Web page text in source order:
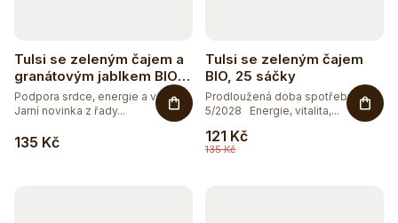
Tulsi se zeleným čajem a
granátovým jablkem BIO,
25 sáčky
135 Kč
Podpora srdce, energie a vitality.
Jarní novinka z řady...
Tulsi se zeleným čajem
BIO, 25 sáčky
135 Kč
121 Kč
Prodloužená doba spotřeby
5/2028 Energie, vitalita,...